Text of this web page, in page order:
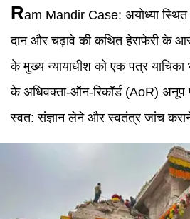
Ram Mandir Case: अयोध्या
दान और चढ़ावे की कथित हेराफेरी के
के मुख्य न्यायाधीश को एक पत्र याचिका
के अधिवक्ता-ऑन-रिकॉर्ड (AoR) अनूप
स्वत: संज्ञान लेने और स्वतंत्र जांच